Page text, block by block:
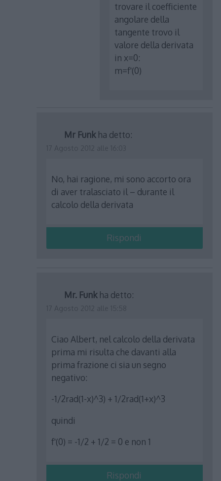
trovare il coefficiente
angolare della
tangente trovo il
valore della derivata
in x=0:
m=f'(0)
Mr Funk ha detto:
No, hai ragione, mi sono accorto ora
di aver tralasciato il – durante il
calcolo della derivata
Rispondi
Mr. Funk ha detto:
Ciao Albert, nel calcolo della derivata
prima mi risulta che davanti alla
prima frazione ci sia un segno
negativo:
-1/2rad(1-x)^3) + 1/2rad(1+x)^3
quindi
f'(0) = -1/2 + 1/2 = 0 e non 1
Rispondi